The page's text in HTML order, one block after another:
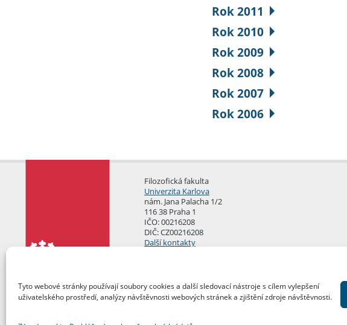
Tyto webové stránky používají soubory cookies a další sledovací nástroje s cílem vylepšení
uživatelského prostředí, analýzy návštěvnosti webových stránek a zjištění zdroje návštěvnosti.
Rok 2011
Rok 2010
Rok 2009
Rok 2008
Rok 2007
Rok 2006
Filozofická fakulta
Univerzita Karlova
nám. Jana Palacha 1/2
116 38 Praha 1
IČO: 00216208
DIČ: CZ00216208
Další kontakty